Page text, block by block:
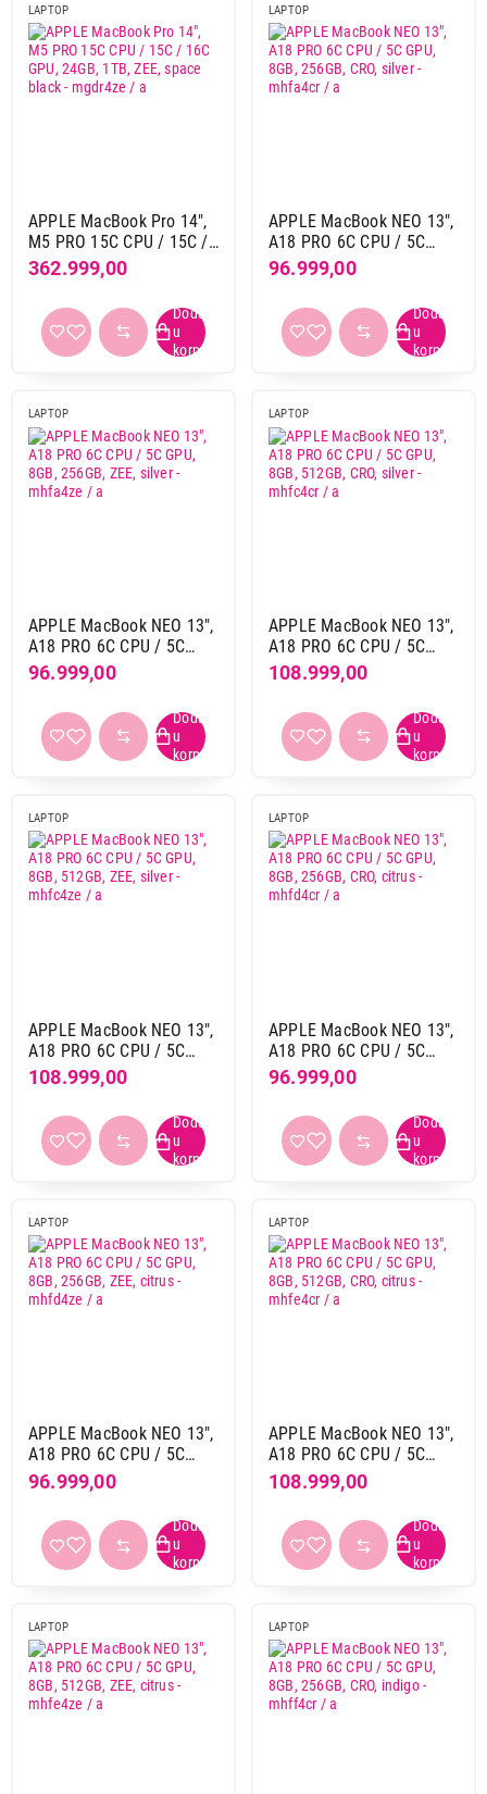
2408 x 1506 pix
16
2560 x 1664 pix
14
2880 x 1864 pix
aluminijum 72
Boja
crna
20
ljubicasta
4
srebrna
26
svetlo plava
1
tamno plava
do 2 kg
62
od 2 kg do 3 kg
10
Gaming
ne 61
ne
68
Numerička tastatura
ne 72
Osvetljenje tastature
da 60
Qwertz
17
USB port (ukupno)
2
44
3
LAN port (RJ45)
ne 72
da
44
ne
28
LAPTOP
APPLE MacBook Pro 14",
M5 PRO 15C CPU / 15C /
16C GPU, 24GB, 1TB, ZEE,
space black - mgdr4ze / a
362.999,00
LAPTOP
APPLE MacBook NEO 13",
A18 PRO 6C CPU / 5C
GPU, 8GB, 256GB, CRO,
silver - mhfa4cr / a
96.999,00
LAPTOP
APPLE MacBook NEO 13",
A18 PRO 6C CPU / 5C
GPU, 8GB, 256GB, ZEE,
silver - mhfa4ze / a
96.999,00
LAPTOP
APPLE MacBook NEO 13",
A18 PRO 6C CPU / 5C
GPU, 8GB, 512GB, CRO,
silver - mhfc4cr / a
108.999,00
LAPTOP
APPLE MacBook NEO 13",
A18 PRO 6C CPU / 5C
GPU, 8GB, 512GB, ZEE,
silver - mhfc4ze / a
108.999,00
LAPTOP
APPLE MacBook NEO 13",
A18 PRO 6C CPU / 5C
GPU, 8GB, 256GB, CRO,
citrus - mhfd4cr / a
96.999,00
LAPTOP
APPLE MacBook NEO 13",
A18 PRO 6C CPU / 5C
GPU, 8GB, 256GB, ZEE,
citrus - mhfd4ze / a
96.999,00
LAPTOP
APPLE MacBook NEO 13",
A18 PRO 6C CPU / 5C
GPU, 8GB, 512GB, CRO,
citrus - mhfe4cr / a
108.999,00
LAPTOP LAPTOP